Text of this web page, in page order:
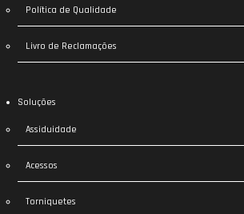
Política de Qualidade
Livro de Reclamações
Soluções
Assiduidade
Acessos
Torniquetes